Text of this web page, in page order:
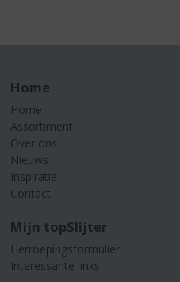
Home
Home
Assortiment
Over ons
Nieuws
Inspiratie
Contact
Mijn topSlijter
Herroepingsformulier
Interessante links